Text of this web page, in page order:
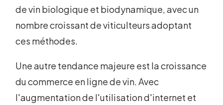
de vin biologique et biodynamique, avec un
nombre croissant de viticulteurs adoptant
ces méthodes.
Une autre tendance majeure est la croissance
du commerce en ligne de vin. Avec
l'augmentation de l'utilisation d'internet et